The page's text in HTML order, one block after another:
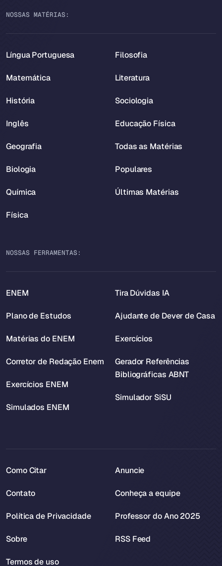
NOSSAS MATÉRIAS:
Língua Portuguesa
Matemática
História
Inglês
Geografia
Biologia
Química
Física
Filosofia
Literatura
Sociologia
Educação Física
Todas as Matérias
Populares
Últimas Matérias
NOSSAS FERRAMENTAS:
ENEM
Plano de Estudos
Matérias do ENEM
Corretor de Redação Enem
Exercícios ENEM
Simulados ENEM
Tira Dúvidas IA
Ajudante de Dever de Casa
Exercícios
Gerador Referências
Bibliográficas ABNT
Simulador SiSU
Como Citar
Contato
Política de Privacidade
Sobre
Termos de uso
Anuncie
Conheça a equipe
Professor do Ano 2025
RSS Feed